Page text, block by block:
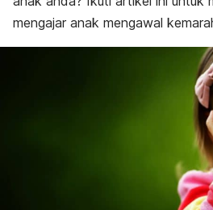
mengajar anak mengawal